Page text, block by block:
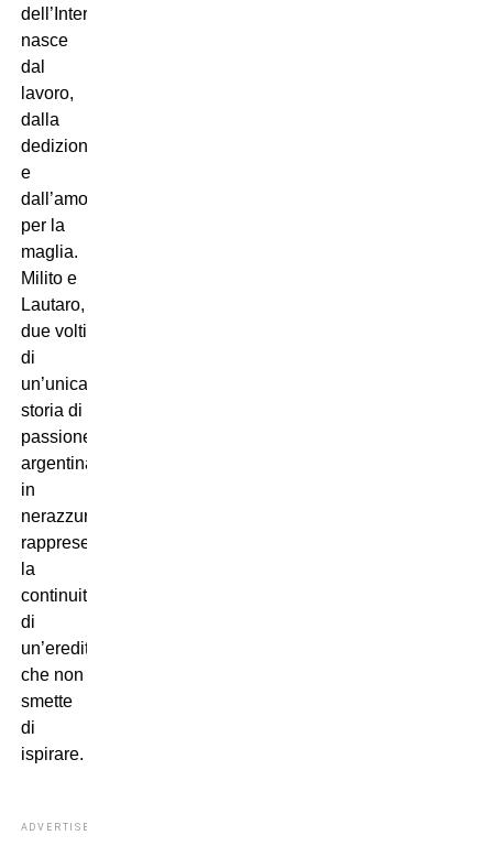
dell’Inter
nasce
dal
lavoro,
dalla
dedizione
e
dall’amore
per la
maglia.
Milito e
Lautaro,
due volti
di
un’unica
storia di
passione
argentina
in
nerazzurro,
rappresentano
la
continuità
di
un’eredità
che non
smette
di
ispirare.
ADVERTISEMENT